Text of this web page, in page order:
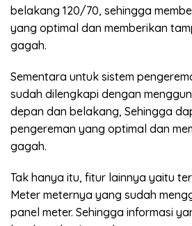
belakang 120/70, sehingga
yang optimal dan memberikan
gagah.
Sementara untuk sistem
sudah dilengkapi dengan
depan dan belakang, Sehingga
pengereman yang optimal dan
gagah.
Tak hanya itu, fitur lainnya yaitu
Meter meternya yang sudah
panel meter. Sehingga informasi